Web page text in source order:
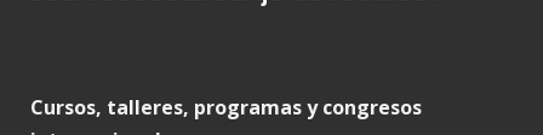
Cursos, talleres, programas y congresos